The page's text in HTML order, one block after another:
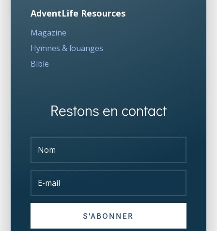
AdventLife Resources
Magazine
Hymnes & louanges
Bible
Restons en contact
S'ABONNER